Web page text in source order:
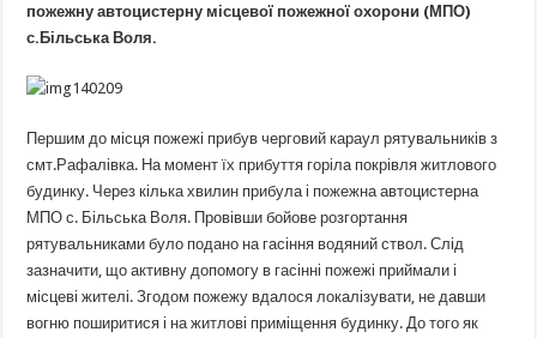
пожежну автоцистерну місцевої пожежної охорони (МПО)
с.Більська Воля.
Першим до місця пожежі прибув черговий караул рятувальників з
смт.Рафалівка. На момент їх прибуття горіла покрівля житлового
будинку. Через кілька хвилин прибула і пожежна автоцистерна
МПО с. Більська Воля. Провівши бойове розгортання
рятувальниками було подано на гасіння водяний ствол. Слід
зазначити, що активну допомогу в гасінні пожежі приймали і
місцеві жителі. Згодом пожежу вдалося локалізувати, не давши
вогню поширитися і на житлові приміщення будинку. До того як